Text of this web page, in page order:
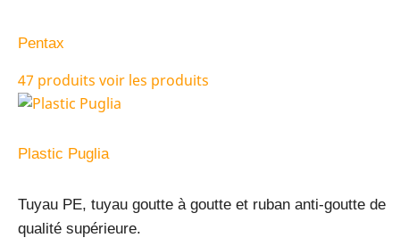
Pentax
47 produits voir les produits
Plastic Puglia
Tuyau PE, tuyau goutte à goutte et ruban anti-goutte de
qualité supérieure.